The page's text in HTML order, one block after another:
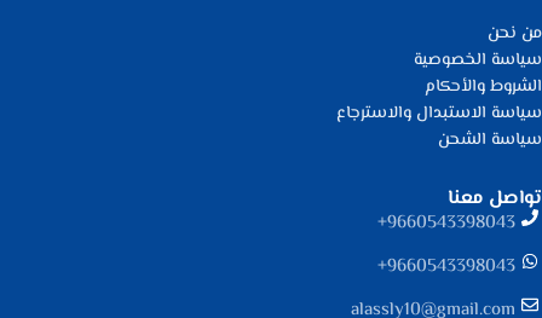
من نحن
سياسة الخصوصية
الشروط والأحكام
سياسة الاستبدال والاسترجاع
سياسة الشحن
تواصل معنا
9660543398043⁩+
9660543398043⁩+
alassly10@gmail.com